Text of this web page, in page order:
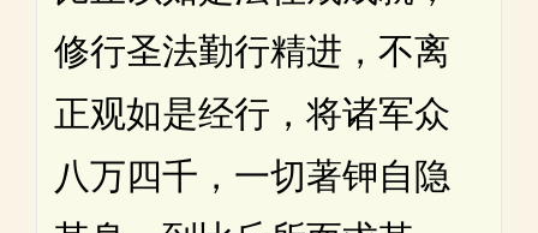
修行圣法勤行精进，不离
正观如是经行，将诸军众
八万四千，一切著钾自隐